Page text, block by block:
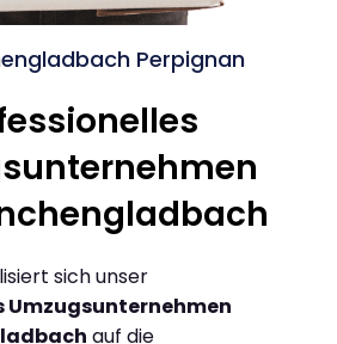
Perpignan
sich unser
Umzugsunternehmen
auf die